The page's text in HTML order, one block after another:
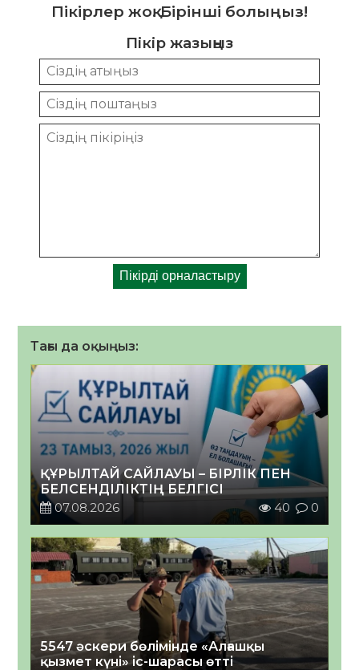
Пікірлер жоқ. Бірінші болыңыз!
Пікір жазыңыз
Тағы да оқыңыз:
ҚҰРЫЛТАЙ САЙЛАУЫ – БІРЛІК ПЕН
БЕЛСЕНДІЛІКТІҢ БЕЛГІСІ
07.08.2026
40 0
5547 әскери бөлімінде «Алғашқы
қызмет күні» іс-шарасы өтті